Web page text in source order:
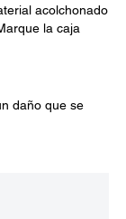
acolchonado
la caja
daño que se